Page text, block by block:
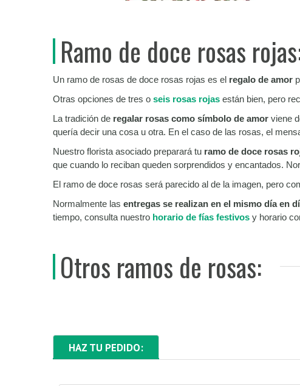
Ramo de doce rosas
Un ramo de rosas de doce rosas rojas es el regalo de amor
Otras opciones de tres o seis rosas rojas están bien, pero
La tradición de regalar rosas como símbolo de amor viene
quería decir una cosa u otra. En el caso de las rosas, el
Nuestro florista asociado preparará tu ramo de doce rosas
que cuando lo reciban queden sorprendidos y encantados.
El ramo de doce rosas será parecido al de la imagen, pero
Normalmente las entregas se realizan en el mismo día en
tiempo, consulta nuestro horario de fías festivos y horario
Otros ramos de rosas:
HAZ TU PEDIDO: